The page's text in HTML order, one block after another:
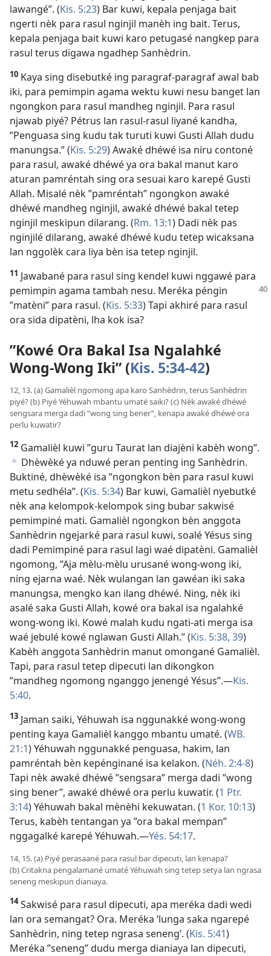
lawangé”. (Kis. 5:23) Bar kuwi, kepala penjaga bait
ngerti nèk para rasul nginjil manèh ing bait. Terus,
kepala penjaga bait kuwi karo petugasé nangkep para
rasul terus digawa ngadhep Sanhèdrin.
10 Kaya sing disebutké ing paragraf-paragraf awal bab
iki, para pemimpin agama wektu kuwi nesu banget lan
ngongkon para rasul mandheg nginjil. Para rasul
njawab piyé? Pétrus lan rasul-rasul liyané kandha,
”Penguasa sing kudu tak turuti kuwi Gusti Allah dudu
manungsa.” (Kis. 5:29) Awaké dhéwé isa niru contoné
para rasul, awaké dhéwé ya ora bakal manut karo
aturan pamréntah sing ora sesuai karo karepé Gusti
Allah. Misalé nèk ”pamréntah” ngongkon awaké
dhéwé mandheg nginjil, awaké dhéwé bakal tetep
nginjil meskipun dilarang. (Rm. 13:1) Dadi nèk pas
nginjilé dilarang, awaké dhéwé kudu tetep wicaksana
lan nggolèk cara liya bèn isa tetep nginjil.
11 Jawabané para rasul sing kendel kuwi nggawé para
pemimpin agama tambah nesu. Meréka péngin
”matèni” para rasul. (Kis. 5:33) Tapi akhiré para rasul
ora sida dipatèni, lha kok isa?
”Kowé Ora Bakal Isa Ngalahké
Wong-Wong Iki” (Kis. 5:34-42)
12, 13. (a) Gamalièl ngomong apa karo Sanhèdrin, terus Sanhèdrin
piyé? (b) Piyé Yéhuwah mbantu umaté saiki? (c) Nèk awaké dhéwé
sengsara merga dadi ”wong sing bener”, kenapa awaké dhéwé ora
perlu kuwatir?
12 Gamalièl kuwi ”guru Taurat lan diajèni kabèh wong”.
c Dhèwèké ya nduwé peran penting ing Sanhèdrin.
Buktiné, dhèwèké isa ”ngongkon bèn para rasul kuwi
metu sedhéla”. (Kis. 5:34) Bar kuwi, Gamalièl nyebutké
nèk ana kelompok-kelompok sing bubar sakwisé
pemimpiné mati. Gamalièl ngongkon bèn anggota
Sanhèdrin ngejarké para rasul kuwi, soalé Yésus sing
dadi Pemimpiné para rasul lagi waé dipatèni. Gamalièl
ngomong, ”Aja mèlu-mèlu urusané wong-wong iki,
ning ejarna waé. Nèk wulangan lan gawéan iki saka
manungsa, mengko kan ilang dhéwé. Ning, nèk iki
asalé saka Gusti Allah, kowé ora bakal isa ngalahké
wong-wong iki. Kowé malah kudu ngati-ati merga isa
waé jebulé kowé nglawan Gusti Allah.” (Kis. 5:38, 39)
Kabèh anggota Sanhèdrin manut omongané Gamalièl.
Tapi, para rasul tetep dipecuti lan dikongkon
”mandheg ngomong nganggo jenengé Yésus”.​—Kis.
5:40.
13 Jaman saiki, Yéhuwah isa nggunakké wong-wong
penting kaya Gamalièl kanggo mbantu umaté. (WB.
21:1) Yéhuwah nggunakké penguasa, hakim, lan
pamréntah bèn kepénginané isa kelakon. (Néh. 2:4-8)
Tapi nèk awaké dhéwé ”sengsara” merga dadi ”wong
sing bener”, awaké dhéwé ora perlu kuwatir. (1 Ptr.
3:14) Yéhuwah bakal mènèhi kekuwatan. (1 Kor. 10:13)
Terus, kabèh tentangan ya ”ora bakal mempan”
nggagalké karepé Yéhuwah.​—Yés. 54:17.
14, 15. (a) Piyé perasaané para rasul bar dipecuti, lan kenapa?
(b) Critakna pengalamané umaté Yéhuwah sing tetep setya lan ngrasa
seneng meskipun dianiaya.
14Sakwisé para rasul dipecuti, apa meréka dadi wedi
lan ora semangat? Ora. Meréka ’lunga saka ngarepé
Sanhèdrin, ning tetep ngrasa seneng’. (Kis. 5:41)
Meréka ”seneng” dudu merga dianiaya lan dipecuti,